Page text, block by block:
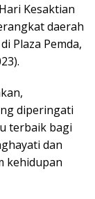
Kesaktian
daerah
Plaza Pemda,
diperingati
terbaik bagi
dan
kehidupan